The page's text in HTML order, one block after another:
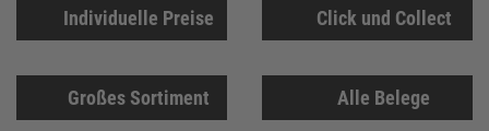
Individuelle Preise Click und Collect
Großes Sortiment Alle Belege